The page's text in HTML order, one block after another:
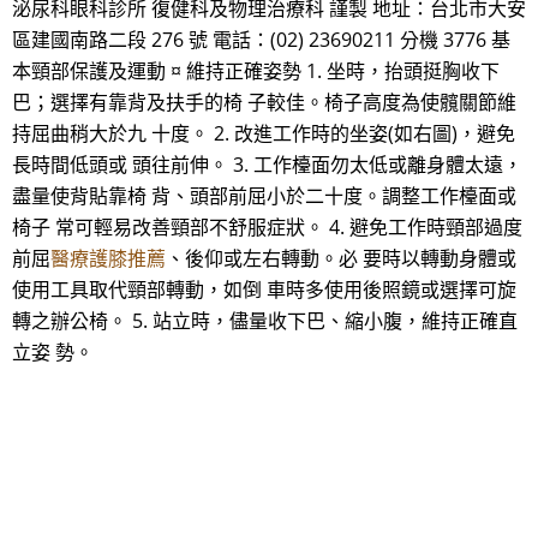
泌尿科眼科診所 復健科及物理治療科 謹製 地址：台北市大安
區建國南路二段 276 號 電話：(02) 23690211 分機 3776 基
本頸部保護及運動 ¤ 維持正確姿勢 1. 坐時，抬頭挺胸收下
巴；選擇有靠背及扶手的椅 子較佳。椅子高度為使髖關節維
持屈曲稍大於九 十度。 2. 改進工作時的坐姿(如右圖)，避免
長時間低頭或 頭往前伸。 3. 工作檯面勿太低或離身體太遠，
盡量使背貼靠椅 背、頭部前屈小於二十度。調整工作檯面或
椅子 常可輕易改善頸部不舒服症狀。 4. 避免工作時頸部過度
前屈醫療護膝推薦 、後仰或左右轉動。必 要時以轉動身體或
使用工具取代頸部轉動，如倒 車時多使用後照鏡或選擇可旋
轉之辦公椅。 5. 站立時，儘量收下巴、縮小腹，維持正確直
立姿 勢。